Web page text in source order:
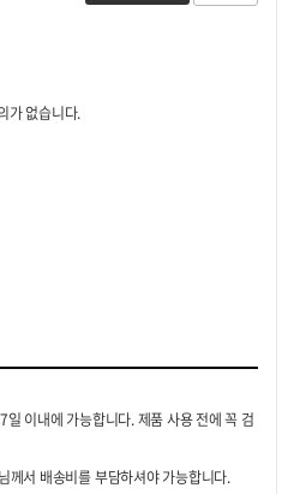
가 없습니다.
이내에 가능합니다. 제품 사용 전에 꼭 검
께서 배송비를 부담하셔야 가능합니다.